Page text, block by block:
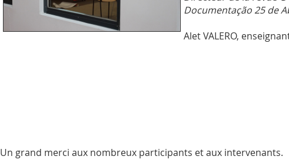
Documentação 25 de
Alet VALERO,
Un grand merci aux nombreux participants et aux intervenants.